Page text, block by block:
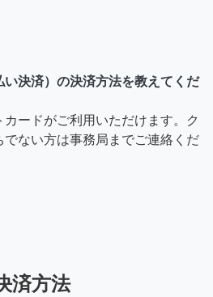
決済）の決済方法を教えてくだ
ードがご利用いただけます。ク
でない方は事務局までご連絡くだ
済方法